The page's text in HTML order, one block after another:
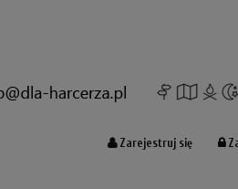
Zarejestruj się